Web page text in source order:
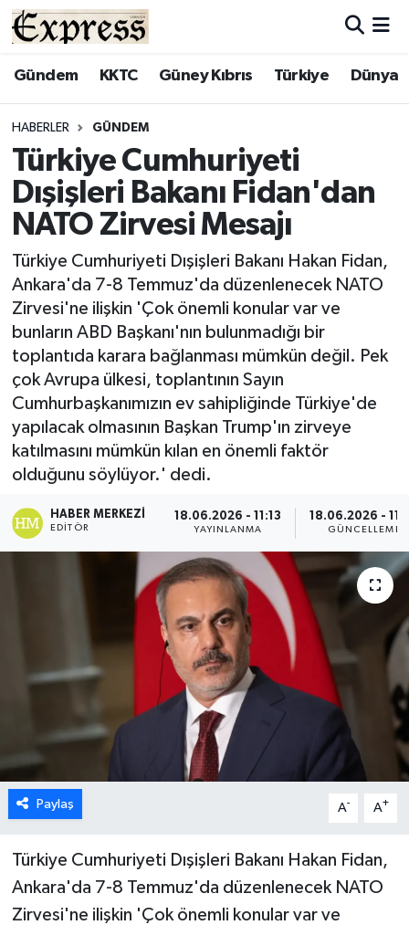
Gündem KKTC Güney Kıbrıs Türkiye Dünya
HABERLER GÜNDEM
Türkiye Cumhuriyeti
Dışişleri Bakanı Fidan'dan
NATO Zirvesi Mesajı
Türkiye Cumhuriyeti Dışişleri Bakanı Hakan Fidan,
Ankara'da 7-8 Temmuz'da düzenlenecek NATO
Zirvesi'ne ilişkin 'Çok önemli konular var ve
bunların ABD Başkanı'nın bulunmadığı bir
toplantıda karara bağlanması mümkün değil. Pek
çok Avrupa ülkesi, toplantının Sayın
Cumhurbaşkanımızın ev sahipliğinde Türkiye'de
yapılacak olmasının Başkan Trump'ın zirveye
katılmasını mümkün kılan en önemli faktör
olduğunu söylüyor.' dedi.
HABER MERKEZI
EDITÖR
18.06.2026 - 11:13
YAYINLANMA
18.06.2026 -
GÜNCELLEME
Paylaş A- A+
Türkiye Cumhuriyeti Dışişleri Bakanı Hakan Fidan,
Ankara'da 7-8 Temmuz'da düzenlenecek NATO
Zirvesi'ne ilişkin 'Çok önemli konular var ve
ALAYKÖY
BİLİM
ÇATALKÖY
DÜNYA
EĞİTİM
EKONOMİ
ENGLISH
ESENTEPE
GAZİMAĞUSA
GİRNE
GÜNEY KIBRIS
İÇ HABERLER
KÜLTÜR SANAT
LEFKOŞA
MAGAZİN
Nöbetçi Eczaneler
Hava Durumu
Süper Lig Puan Durumu ve Fikstür
Tüm Manşetler
Son Dakika Haberleri
Haber Arşivi